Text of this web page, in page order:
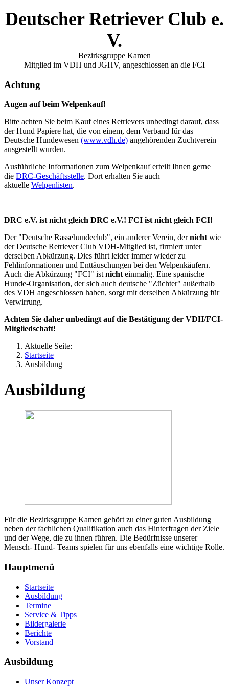
Deutscher Retriever Club e.
V.
Bezirksgruppe Kamen
Mitglied im VDH und JGHV, angeschlossen an die FCI
Achtung
Augen auf beim Welpenkauf!
Bitte achten Sie beim Kauf eines Retrievers unbedingt darauf, dass
der Hund Papiere hat, die von einem, dem Verband für das
Deutsche Hundewesen (www.vdh.de) angehörenden Zuchtverein
ausgestellt wurden.
Ausführliche Informationen zum Welpenkauf erteilt Ihnen gerne
die DRC-Geschäftsstelle. Dort erhalten Sie auch
aktuelle Welpenlisten.
DRC e.V. ist nicht gleich DRC e.V.! FCI ist nicht gleich FCI!
Der "Deutsche Rassehundeclub", ein anderer Verein, dernichtwie
der Deutsche Retriever Club VDH-Mitglied ist, firmiert unter
derselben Abkürzung. Dies führt leider immer wieder zu
Fehlinformationen und Enttäuschungen bei den Welpenkäufern.
Auch die Abkürzung "FCI" istnichteinmalig. Eine spanische
Hunde-Organisation, der sich auch deutsche "Züchter" außerhalb
des VDH angeschlossen haben, sorgt mit derselben Abkürzung für
Verwirrung.
Achten Sie daher unbedingt auf die Bestätigung der VDH/FCI-
Mitgliedschaft!
Aktuelle Seite:
Startseite
Ausbildung
Ausbildung
Für die Bezirksgruppe Kamen gehört zu einer guten Ausbildung
neben der fachlichen Qualifikation auch das Hinterfragen der Ziele
und der Wege, die zu ihnen führen. Die Bedürfnisse unserer
Mensch- Hund- Teams spielen für uns ebenfalls eine wichtige Rolle.
Hauptmenü
Startseite
Ausbildung
Termine
Service & Tipps
Bildergalerie
Berichte
Vorstand
Ausbildung
Unser Konzept